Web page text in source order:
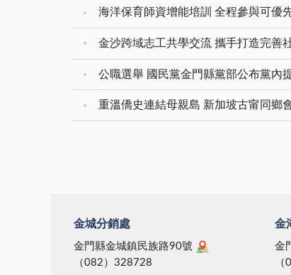
海洋保育師資增能培訓 全程參與可優
金沙跨域志工共學交流 攜手打造完善
公職選舉 國民黨金門縣黨部公布黨內
重溫僑史連結母親島 新加坡古甯同鄉
金城分銷處
金門縣金城鎮民族路90號
（082）328728
金
金